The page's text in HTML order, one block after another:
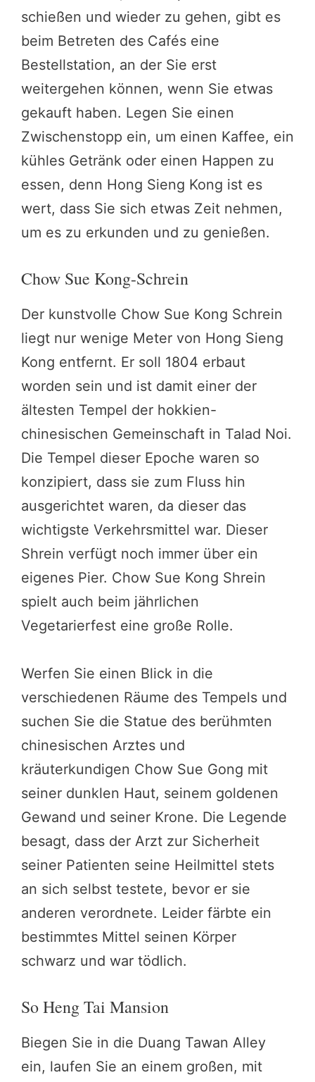
schießen und wieder zu gehen, gibt es
beim Betreten des Cafés eine
Bestellstation, an der Sie erst
weitergehen können, wenn Sie etwas
gekauft haben. Legen Sie einen
Zwischenstopp ein, um einen Kaffee, ein
kühles Getränk oder einen Happen zu
essen, denn Hong Sieng Kong ist es
wert, dass Sie sich etwas Zeit nehmen,
um es zu erkunden und zu genießen.
Chow Sue Kong-Schrein
Der kunstvolle Chow Sue Kong Schrein
liegt nur wenige Meter von Hong Sieng
Kong entfernt. Er soll 1804 erbaut
worden sein und ist damit einer der
ältesten Tempel der hokkien-
chinesischen Gemeinschaft in Talad Noi.
Die Tempel dieser Epoche waren so
konzipiert, dass sie zum Fluss hin
ausgerichtet waren, da dieser das
wichtigste Verkehrsmittel war. Dieser
Shrein verfügt noch immer über ein
eigenes Pier. Chow Sue Kong Shrein
spielt auch beim jährlichen
Vegetarierfest eine große Rolle.
Werfen Sie einen Blick in die
verschiedenen Räume des Tempels und
suchen Sie die Statue des berühmten
chinesischen Arztes und
kräuterkundigen Chow Sue Gong mit
seiner dunklen Haut, seinem goldenen
Gewand und seiner Krone. Die Legende
besagt, dass der Arzt zur Sicherheit
seiner Patienten seine Heilmittel stets
an sich selbst testete, bevor er sie
anderen verordnete. Leider färbte ein
bestimmtes Mittel seinen Körper
schwarz und war tödlich.
So Heng Tai Mansion
Biegen Sie in die Duang Tawan Alley
ein, laufen Sie an einem großen, mit